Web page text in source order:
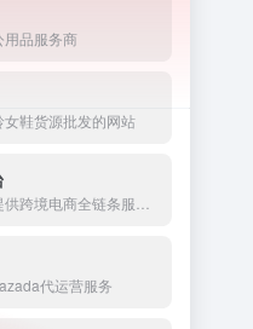
用品服务商
鞋货源批发的网站
代运营服务